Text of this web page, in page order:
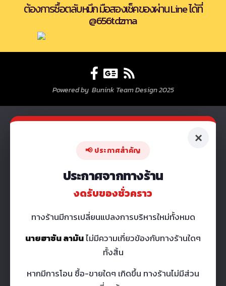
ต้องการซื้อตลับหมึก มือสองเช็คของผ่าน Line ได้ที่
@656tdzma
Powered by Bunink Team Design 2025
×
📢 ประกาศสำคัญ
ประกาศจากทางร้าน
งดรับของชั่วคราว
ทางร้านมีการเปลี่ยนแปลงการบริหารใหม่ทั้งหมด
นายฮาซัน ลามันไม่มีความเกี่ยวข้องกับทางร้านใดๆ
ทั้งสิ้น
หากมีการโอน ซื้อ-ขายใดๆ เกิดขึ้น ทางร้านไม่มีส่วน